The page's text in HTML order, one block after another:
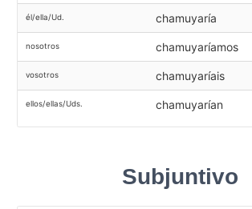
él/ella/Ud. chamuyaría
nosotros chamuyaríamos
vosotros chamuyaríais
ellos/ellas/Uds. chamuyarían
Subjuntivo